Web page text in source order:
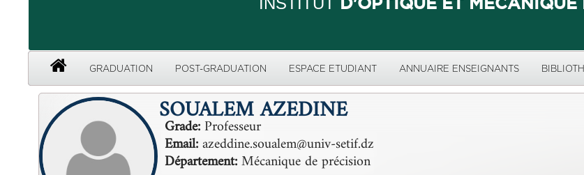
GRADUATION POST-GRADUATION ESPACE ETUDIANT ANNUAIRE ENSEIGNANTS
SOUALEM AZEDINE
Grade: Professeur
Email:azeddine.soualem@univ-setif.dz
Département:Mécanique de précision